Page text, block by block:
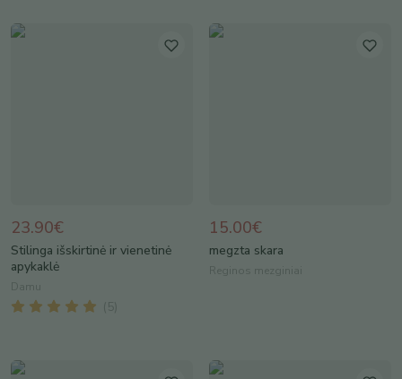
23.90€
Stilinga išskirtinė ir vienetinė
apykaklė
Damu
( 5
15.00€
megzta skara
Reginos mezginiai